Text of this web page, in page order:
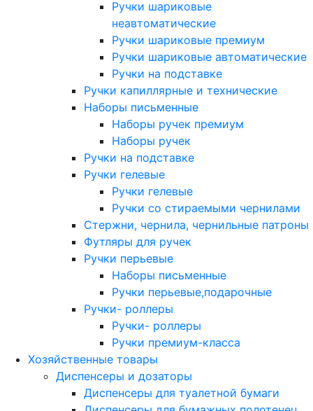
Ручки шариковые
неавтоматические
Ручки шариковые премиум
Ручки шариковые автоматические
Ручки на подставке
Ручки капиллярные и технические
Наборы письменные
Наборы ручек премиум
Наборы ручек
Ручки на подставке
Ручки гелевые
Ручки гелевые
Ручки со стираемыми чернилами
Стержни, чернила, чернильные патроны
Футляры для ручек
Ручки перьевые
Наборы письменные
Ручки перьевые,подарочные
Ручки- роллеры
Ручки- роллеры
Ручки премиум-класса
Хозяйственные товары
Диспенсеры и дозаторы
Диспенсеры для туалетной бумаги